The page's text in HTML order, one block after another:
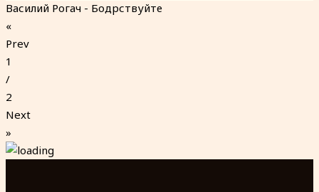
Василий Рогач - Бодрствуйте
«
Prev
1
/
2
Next
»